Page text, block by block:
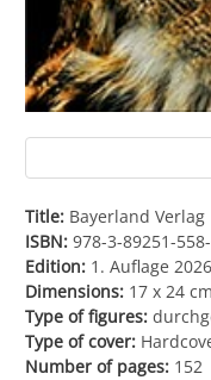
Title: Bayerland Verlag
ISBN: 978-3-89251-
Edition: 1. Auflage 2026
Dimensions: 17 x 24 cm
Type of figures:
Type of cover:
Number of pages: 152